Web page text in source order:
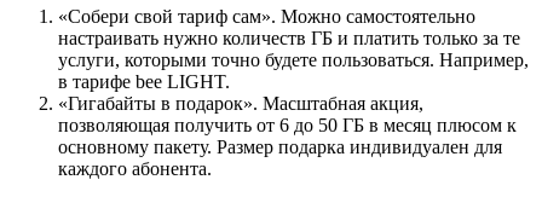
«Собери свой тариф сам». Можно самостоятельно
настраивать нужно количеств ГБ и платить только за те
услуги, которыми точно будете пользоваться. Например,
в тарифе bee LIGHT.
«Гигабайты в подарок». Масштабная акция,
позволяющая получить от 6 до 50 ГБ в месяц плюсом к
основному пакету. Размер подарка индивидуален для
каждого абонента.